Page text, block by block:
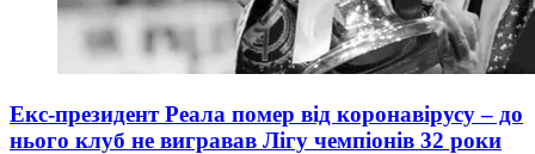
Екс-президент Реала помер від коронавірусу – до
нього клуб не вигравав Лігу чемпіонів 32 роки